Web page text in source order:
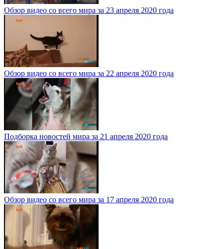
Обзор видео со всего мира за 23 апреля 2020 года
Обзор видео со всего мира за 22 апреля 2020 года
Подборка новостей мира за 21 апреля 2020 года
Обзор видео со всего мира за 17 апреля 2020 года